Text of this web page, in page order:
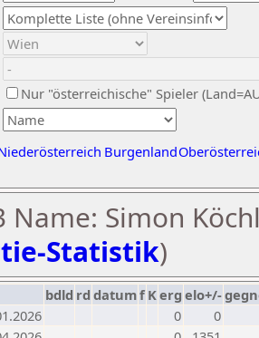
Nur "österreichische" Spieler
Burgenland
Name: Simon
Statistik)
bdld rd datumf Kerg elo+/-
0
0